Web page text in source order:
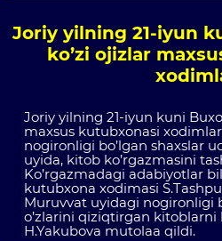
Joriy yilning 21-iyun
ko’zi ojizlar
Joriy yilning 21-iyun kuni
maxsus kutubxonasi
nogironligi bo’lgan shaxslar
uyida, kitob ko’rgazmasini
Ko’rgazmadagi adabiyotlar
kutubxona xodimasi
Muruvvat uyidagi nogironligi
o’zlarini qiziqtirgan
H.Yakubova mutolaa qildi.